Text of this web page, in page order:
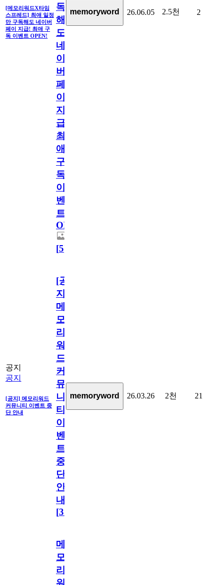
[메모리워드X타임
스프레드] 최애 일정
만 구독해도 네이버
페이 지급! 최애 구
독 이벤트 OPEN!
독
해
도
네
이
버
페
이
지
급!
최
애
구
독
이
벤
트
OPEN!
[5]
memoryword 26.06.05 2.5천 2
공지
공지
[공지] 메모리워드
커뮤니티 이벤트 중
단 안내
[공
지]
메
모
리
워
드
커
뮤
니
티
이
벤
트
중
단
안
내
[31
memoryword 26.03.26 2천 21
메
모
리
워